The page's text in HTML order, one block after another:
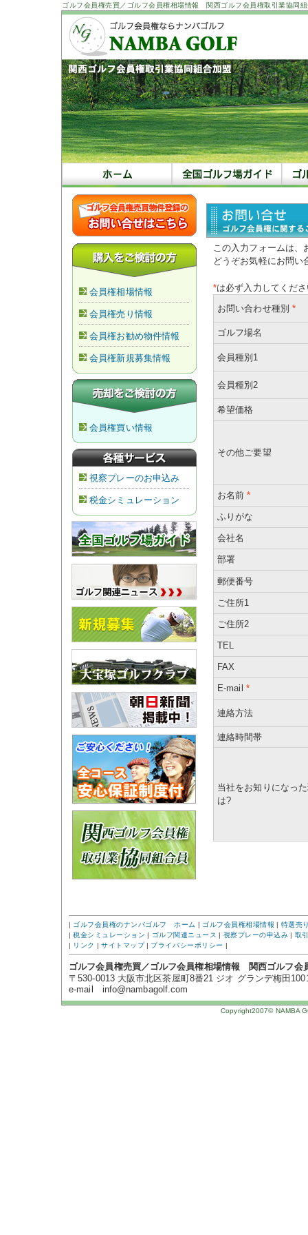
ゴルフ会員権売買／ゴルフ会員権相場情報 関西ゴルフ会員権取引業協同
会員権相場情報
会員権売り情報
会員権お勧め物件情報
会員権新規募集情報
会員権買い情報
視察プレーのお申込み
税金シミュレーション
この入力フォームは、
どうぞお気軽にお問い
*は必ず入力してくだ
お問い合わせ種別 *
ゴルフ場名
会員種別1
会員種別2
希望価格
その他ご要望
お名前 *
ふりがな
会社名
部署
郵便番号
ご住所1
ご住所2
TEL
FAX
E-mail *
連絡方法
連絡時間帯
当社をお知りになっ
は?
| ゴルフ会員権のナンバゴルフ ホーム | ゴルフ会員権相場情報 | 特選売
|税金シミュレーション | ゴルフ関連ニュース | 視察プレーの申込み | 取
| リンク |サイトマップ| プライバシーポリシー |
ゴルフ会員権売買／ゴルフ会員権相場情報 関西ゴルフ
〒530-0013 大阪市北区茶屋町8番21 ジオ グランデ梅田
e-mail info@nambagolf.com
Copyright2007© NAMBA